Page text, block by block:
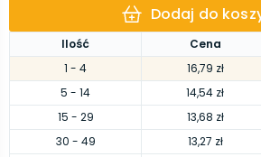
Ilość Cena
1 - 4 16,79 zł
5 - 14 14,54 zł
15 - 29 13,68 zł
30 - 49 13,27 zł
Dodaj do